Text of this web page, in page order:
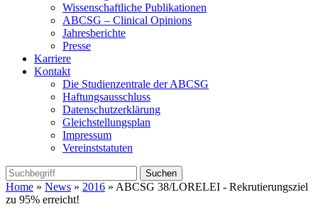
Wissenschaftliche Publikationen
ABCSG – Clinical Opinions
Jahresberichte
Presse
Karriere
Kontakt
Die Studienzentrale der ABCSG
Haftungsausschluss
Datenschutzerklärung
Gleichstellungsplan
Impressum
Vereinststatuten
Home » News » 2016 » ABCSG 38/LORELEI - Rekrutierungsziel
zu 95% erreicht!